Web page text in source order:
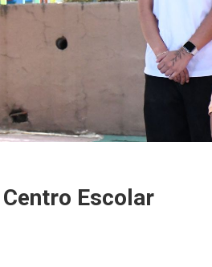
Escolar